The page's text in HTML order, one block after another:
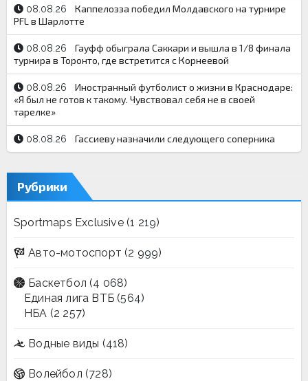
08.08.26
Каппелозза победил Молдавского на турнире
PFL в Шарлотте
08.08.26
Гауфф обыграла Саккари и вышла в 1/8 финала
турнира в Торонто, где встретится с Корнеевой
08.08.26
Иностранный футболист о жизни в Краснодаре:
«Я был не готов к такому. Чувствовал себя не в своей
тарелке»
08.08.26 Гассиеву назначили следующего соперника
Рубрики
Sportmaps Exclusive(1 219)
Авто-мотоспорт (2 999)
Баскетбол (4 068)
Единая лига ВТБ (564)
НБА (2 257)
Водные виды (418)
Волейбол (728)